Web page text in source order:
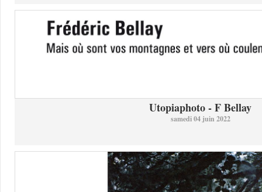
Utopiaphoto - F Bellay
samedi 04 juin 2022